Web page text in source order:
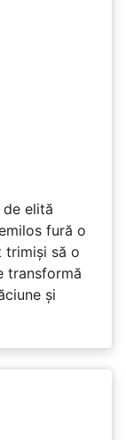
elită
fură o
trimiși să o
transformă
și